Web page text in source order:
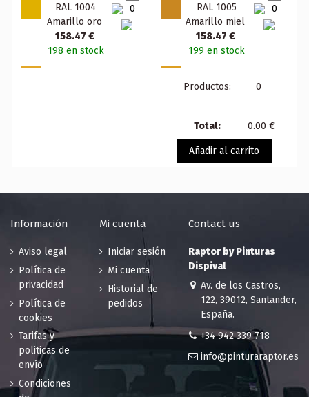
RAL 1004
Amarillo oro
158.47 €
198 en stock
RAL 1005
Amarillo miel
158.47 €
199 en stock
Amarillo
198 en stock
197 en stock
RAL 1012
158.47 €
Agotado
RAL 1013
158.47 €
RAL 1014
158.47 €
172 en stock
RAL 1015
Marfil claro
168 en stock
RAL 1016
Amarillo
azufre
158.47 €
194 en stock
Amarillo
RAL 1018
Amarillo de
Productos: 0
Total: 0.00 €
Añadir al carrito
Información
Aviso legal
Política de
privacidad
Política de
cookies
Tarifas y
politicas de
envío
Condiciones
Mi cuenta
Iniciar sesión
Mi cuenta
Historial de
pedidos
Contact us
Raptor by Pinturas
Dispival
Av. de los Castros,
122, 39012, Santander,
España.
+34 942 339 718
info@pinturaraptor.es